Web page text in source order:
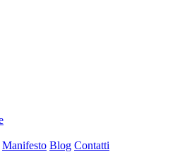
Manifesto Blog Contatti